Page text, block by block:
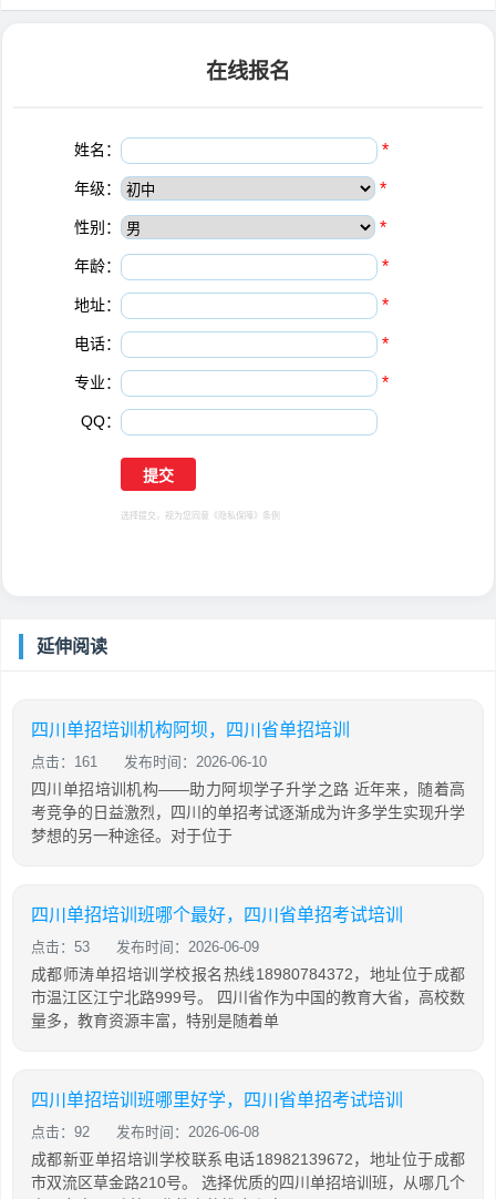
在线报名
姓名： *
年级： *
性别： *
年龄： *
地址： *
电话： *
专业： *
QQ：
选择提交，视为您同意 《隐私保障》 条例
延伸阅读
四川单招培训机构阿坝，四川省单招培训
点击：161 发布时间：2026-06-10
四川单招培训机构——助力阿坝学子升学之路 近年来，随着高
考竞争的日益激烈，四川的单招考试逐渐成为许多学生实现升学
梦想的另一种途径。对于位于
四川单招培训班哪个最好，四川省单招考试培训
点击：53 发布时间：2026-06-09
成都师涛单招培训学校报名热线18980784372，地址位于成都
市温江区江宁北路999号。 四川省作为中国的教育大省，高校数
量多，教育资源丰富，特别是随着单
四川单招培训班哪里好学，四川省单招考试培训
点击：92 发布时间：2026-06-08
成都新亚单招培训学校联系电话18982139672，地址位于成都
市双流区草金路210号。 选择优质的四川单招培训班，从哪几个